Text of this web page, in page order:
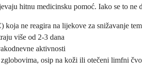
hitnu medicinsku pomoć. Iako se to ne
koja ne reagira na lijekove za snižavanje
više od 2-3 dana
aktivnosti
osip na koži ili otečeni limfni